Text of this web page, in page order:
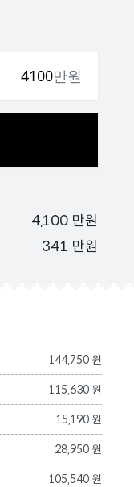
만원
4,100 만원
341 만원
144,750 원
115,630 원
15,190 원
28,950 원
105,540 원